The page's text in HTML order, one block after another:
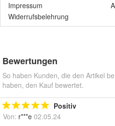
Impressum
Widerrufsbelehrung
Bewertungen
So haben Kunden, die den Artikel
haben, den Kauf bewertet.
Positiv
Von: r***e 02.05.24